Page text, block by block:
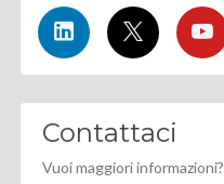
Contattaci
Vuoi maggiori informazioni?